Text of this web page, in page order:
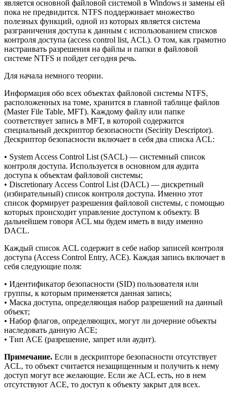
является основной файловой системой в Windows и замены ей
пока не предвидится. NTFS поддерживает множество
полезных функций, одной из которых является система
разграничения доступа к данным с использованием списков
контроля доступа (access control list, ACL). О том, как грамотно
настраивать разрешения на файлы и папки в файловой
системе NTFS и пойдет сегодня речь.
Для начала немного теории.
Информация обо всех объектах файловой системы NTFS,
расположенных на томе, хранится в главной таблице файлов
(Master File Table, MFT). Каждому файлу или папке
соответствует запись в MFT, в которой содержится
специальный дескриптор безопасности (Secirity Descriptor).
Дескриптор безопасности включает в себя два списка ACL:
• System Access Control List (SACL) — системный список
контроля доступа. Используется в основном для аудита
доступа к объектам файловой системы;
• Discretionary Access Control List (DACL) — дискретный
(избирательный) список контроля доступа. Именно этот
список формирует разрешения файловой системы, с помощью
которых происходит управление доступом к объекту. В
дальнейшем говоря ACL мы будем иметь в виду именно
DACL.
Каждый список ACL содержит в себе набор записей контроля
доступа (Access Control Entry, ACE). Каждая запись включает в
себя следующие поля:
• Идентификатор безопасности (SID) пользователя или
группы, к которым применяется данная запись;
• Маска доступа, определяющая набор разрешений на данный
объект;
• Набор флагов, определяющих, могут ли дочерние объекты
наследовать данную ACE;
• Тип ACE (разрешение, запрет или аудит).
Примечание. Если в дескрипторе безопасности отсутствует
ACL, то объект считается незащищенным и получить к нему
доступ могут все желающие. Если же ACL есть, но в нем
отсутствуют ACE, то доступ к объекту закрыт для всех.